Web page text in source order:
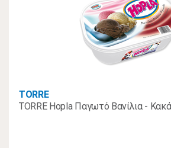
TORRE
TORRE Hopla Παγωτό Βανίλια -